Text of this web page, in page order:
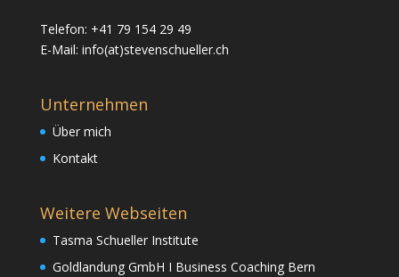
Telefon: +41 79 154 29 49
E-Mail: info(at)stevenschueller.ch
Unternehmen
Über mich
Kontakt
Weitere Webseiten
Tasma Schueller Institute
Goldlandung GmbH I Business Coaching Bern